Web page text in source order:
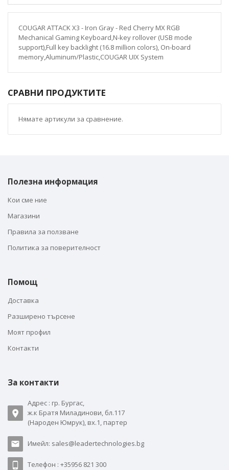
COUGAR ATTACK X3 - Iron Gray - Red Cherry MX RGB
Mechanical Gaming Keyboard,N-key rollover (USB mode
support),Full key backlight (16.8 million colors), On-board
memory,Aluminum/Plastic,COUGAR UIX System
СРАВНИ ПРОДУКТИТЕ
Нямате артикули за сравнение.
Полезна информация
Кои сме ние
Магазини
Правила за ползване
Политика за поверителност
Помощ
Доставка
Разширено търсене
Моят профил
Контакти
За контакти
Адрес : гр. Бургас,
ж.к Братя Миладинови, бл.117
(Народен Юмрук), вх.1, партер
Имейл: sales@leadertechnologies.bg
Телефон : +35956 821 300